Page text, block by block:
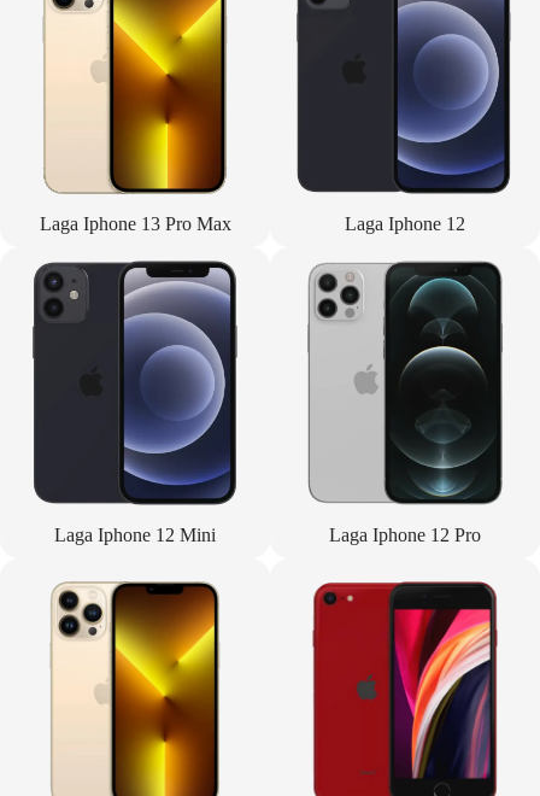
Laga Iphone 13 Pro Max Laga Iphone 12
Laga Iphone 12 Mini Laga Iphone 12 Pro